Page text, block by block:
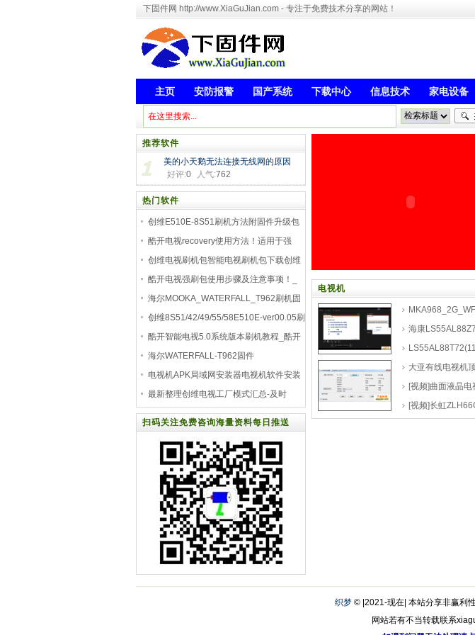
下固件网 http://www.XiaGuJian.com - 专注于免费技术分享的网站！
主页 安防报警 国产系统 下载中心 信息技术 家电设备
电视机
ota-20190124
海康
程序，
大亚有线电视机
[视频]曲面液晶
技术视频资
[视频]长虹
推荐软件
美的小天鹅无法连接无线网的原因
好评:0 人气:762
热门软件
创维E510E-8S51刷机方法附固件升级包
下载
酷开电视recovery使用方法！适用于强
刷、恢复出
创维电视刷机包智能电视刷机包下载创维
8H20_G
酷开电视强刷包使用步骤及注意事项！_
酷开电视
海尔MOOKA_WATERFALL_T962刷机固
件，MOOKA_WATERFALL_T96
创维8S51/42/49/55/58E510E-ver00.05刷
机固件升级固件
酷开智能电视5.0系统版本刷机教程_酷开
电视
海尔WATERFALL-T962固件
WATERFALL_T962-ota-20190121
电视机APK局域网安装器电视机软件安装
器
最新整理创维电视工厂模式汇总-及时
扫码关注免费咨询海量资料每日推送
织梦 © |2021-现在| 本站分享非赢利
网站若有不当转载联系